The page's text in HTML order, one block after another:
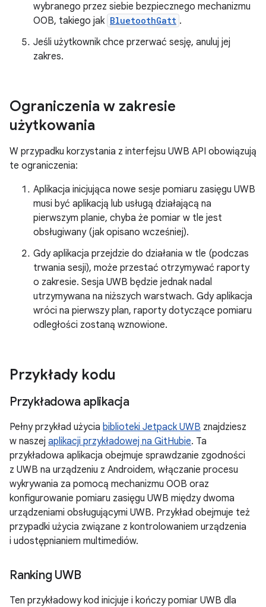
wybranego przez siebie bezpiecznego mechanizmu
OOB, takiego jak BluetoothGatt .
Jeśli użytkownik chce przerwać sesję, anuluj jej
zakres.
Ograniczenia w zakresie
użytkowania
W przypadku korzystania z interfejsu UWB API obowiązują
te ograniczenia:
Aplikacja inicjująca nowe sesje pomiaru zasięgu UWB
musi być aplikacją lub usługą działającą na
pierwszym planie, chyba że pomiar w tle jest
obsługiwany (jak opisano wcześniej).
Gdy aplikacja przejdzie do działania w tle (podczas
trwania sesji), może przestać otrzymywać raporty
o zakresie. Sesja UWB będzie jednak nadal
utrzymywana na niższych warstwach. Gdy aplikacja
wróci na pierwszy plan, raporty dotyczące pomiaru
odległości zostaną wznowione.
Przykłady kodu
Przykładowa aplikacja
Pełny przykład użycia biblioteki Jetpack UWB znajdziesz
w naszej aplikacji przykładowej na GitHubie. Ta
przykładowa aplikacja obejmuje sprawdzanie zgodności
z UWB na urządzeniu z Androidem, włączanie procesu
wykrywania za pomocą mechanizmu OOB oraz
konfigurowanie pomiaru zasięgu UWB między dwoma
urządzeniami obsługującymi UWB. Przykład obejmuje też
przypadki użycia związane z kontrolowaniem urządzenia
i udostępnianiem multimediów.
Ranking UWB
Ten przykładowy kod inicjuje i kończy pomiar UWB dla